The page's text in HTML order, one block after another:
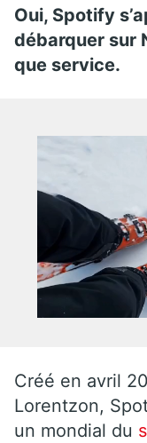
Oui, Spotify
débarquer sur
que service.
Créé en avril
Lorentzon,
un mondial du